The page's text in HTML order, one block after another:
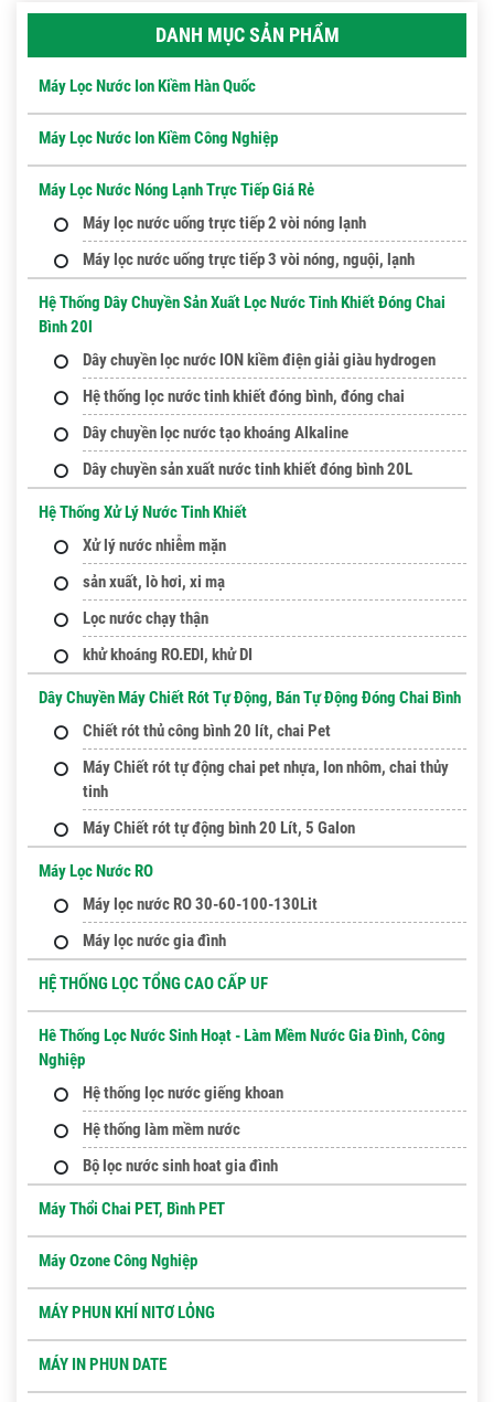
DANH MỤC SẢN PHẨM
Máy Lọc Nước Ion Kiềm Hàn Quốc
Máy Lọc Nước Ion Kiềm Công Nghiệp
Máy Lọc Nước Nóng Lạnh Trực Tiếp Giá Rẻ
Máy lọc nước uống trực tiếp 2 vòi nóng lạnh
Máy lọc nước uống trực tiếp 3 vòi nóng, nguội, lạnh
Hệ Thống Dây Chuyền Sản Xuất Lọc Nước Tinh Khiết Đóng Chai
Bình 20l
Dây chuyền lọc nước ION kiềm điện giải giàu hydrogen
Hệ thống lọc nước tinh khiết đóng bình, đóng chai
Dây chuyền lọc nước tạo khoáng Alkaline
Dây chuyền sản xuất nước tinh khiết đóng bình 20L
Hệ Thống Xử Lý Nước Tinh Khiết
Xử lý nước nhiễm mặn
sản xuất, lò hơi, xi mạ
Lọc nước chạy thận
khử khoáng RO.EDI, khử DI
Dây Chuyền Máy Chiết Rót Tự Động, Bán Tự Động Đóng Chai Bình
Chiết rót thủ công bình 20 lít, chai Pet
Máy Chiết rót tự động chai pet nhựa, lon nhôm, chai thủy
tinh
Máy Chiết rót tự động bình 20 Lít, 5 Galon
Máy Lọc Nước RO
Máy lọc nước RO 30-60-100-130Lit
Máy lọc nước gia đình
HỆ THỐNG LỌC TỔNG CAO CẤP UF
Hê Thống Lọc Nước Sinh Hoạt - Làm Mềm Nước Gia Đình, Công
Nghiệp
Hệ thống lọc nước giếng khoan
Hệ thống làm mềm nước
Bộ lọc nước sinh hoat gia đình
Máy Thổi Chai PET, Bình PET
Máy Ozone Công Nghiệp
MÁY PHUN KHÍ NITƠ LỎNG
MÁY IN PHUN DATE